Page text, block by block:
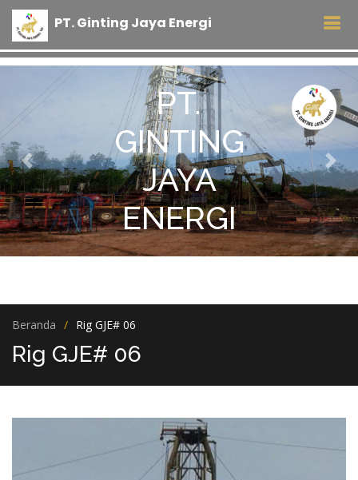
PT.Ginting Jaya Energi
PT.
GINTING
JAYA
ENERGI
Previous Next
Beranda Rig GJE# 06
Rig GJE# 06